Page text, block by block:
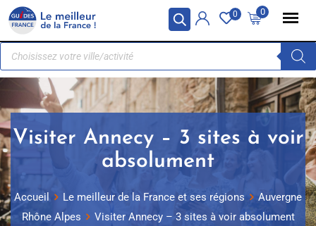
Panneau de gestion des cookies 0
0
Visiter Annecy – 3 sites à voir
absolument
Accueil Le meilleur de la France et ses régions
Auvergne
Rhône Alpes
Visiter Annecy – 3 sites à voir absolument